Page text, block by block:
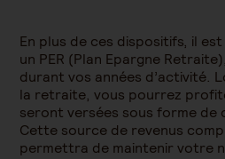
En plus de ces dispositifs, il
un PER (Plan Epargne
durant vos années d’activité.
la retraite, vous pourrez
seront versées sous forme de
Cette source de revenus
permettra de maintenir votre